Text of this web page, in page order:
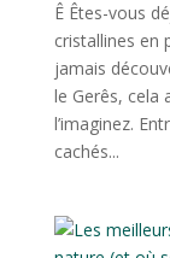
Ê Êtes-vous
cristallines en
jamais
le Gerês, cela
l’imaginez.
cachés...